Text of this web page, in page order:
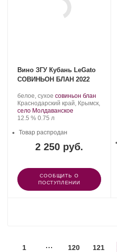
Вино ЗГУ Кубань LeGato
СОВИНЬОН БЛАН 2022
Производитель:
LeGato.
белое, сухое .
Сорт
винограда:
совиньон блан
Регион:
Краснодарский край, Крымск,
село Молдаванское
Крепость
12.5 %. Объем
0.75 л
2 250 руб.
Товар распродан
СООБЩИТЬ О
ПОСТУПЛЕНИИ
1 120 121